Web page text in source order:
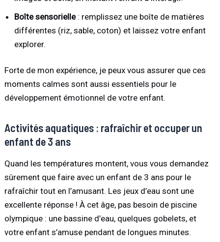
Boîte sensorielle: remplissez une boîte de matières
différentes (riz, sable, coton) et laissez votre enfant
explorer.
Forte de mon expérience, je peux vous assurer que ces
moments calmes sont aussi essentiels pour le
développement émotionnel de votre enfant.
Activités aquatiques : rafraîchir et occuper un
enfant de 3 ans
Quand les températures montent, vous vous demandez
sûrement que faire avec un enfant de 3 ans pour le
rafraîchir tout en l’amusant. Les jeux d’eau sont une
excellente réponse ! À cet âge, pas besoin de piscine
olympique : une bassine d’eau, quelques gobelets, et
votre enfant s’amuse pendant de longues minutes.